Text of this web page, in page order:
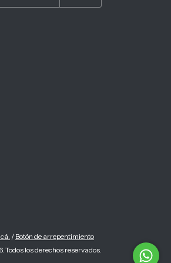
/ Botón de arrepentimiento
los derechos reservados.